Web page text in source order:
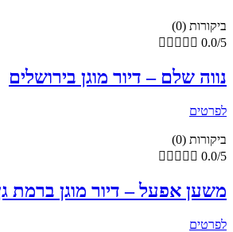
ביקורות (0)
     0.0/5
נווה שלם – דיור מוגן בירושלים
לפרטים
ביקורות (0)
     0.0/5
משען אפעל – דיור מוגן ברמת
לפרטים